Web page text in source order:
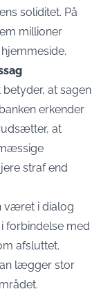
soliditet. På
millioner
at sagen
erkender
at
straf end
været i dialog
forbindelse med
afsluttet.
lægger stor